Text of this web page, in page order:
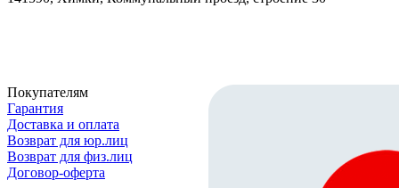
Покупателям
Гарантия
Доставка и оплата
Возврат для юр.лиц
Возврат для физ.лиц
Договор-оферта